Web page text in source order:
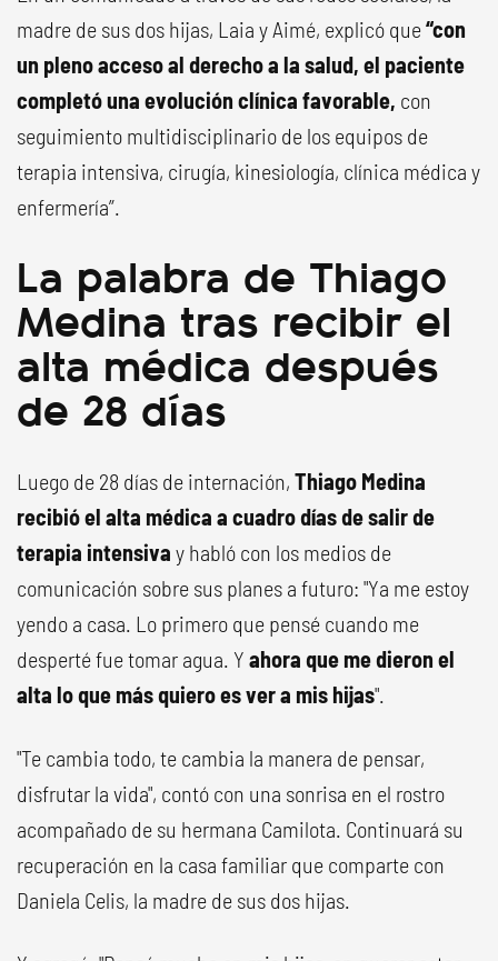
madre de sus dos hijas, Laia y Aimé, explicó que“con
un pleno acceso al derecho a la salud, el paciente
completó una evolución clínica favorable, con
seguimiento multidisciplinario de los equipos de
terapia intensiva, cirugía, kinesiología, clínica médica y
enfermería”.
La palabra de Thiago
Medina tras recibir el
alta médica después
de 28 días
Luego de 28 días de internación, Thiago Medina
recibió el alta médica a cuadro días de salir de
terapia intensiva y habló con los medios de
comunicación sobre sus planes a futuro: "Ya me estoy
yendo a casa. Lo primero que pensé cuando me
desperté fue tomar agua. Y ahora que me dieron el
alta lo que más quiero es ver a mis hijas".
"Te cambia todo, te cambia la manera de pensar,
disfrutar la vida", contó con una sonrisa en el rostro
acompañado de su hermana Camilota. Continuará su
recuperación en la casa familiar que comparte con
Daniela Celis, la madre de sus dos hijas.